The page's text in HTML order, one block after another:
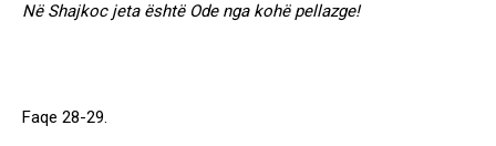
Në Shajkoc jeta është Ode nga kohë pellazge!
Faqe 28-29.